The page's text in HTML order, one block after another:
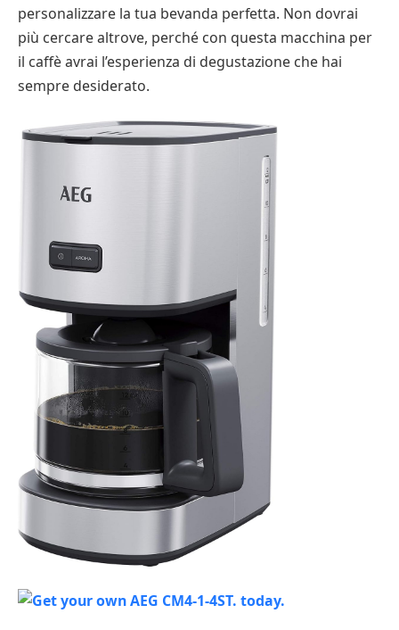
personalizzare la tua bevanda perfetta. Non dovrai
più cercare altrove, perché con questa macchina per
il caffè avrai l’esperienza di degustazione che hai
sempre desiderato.